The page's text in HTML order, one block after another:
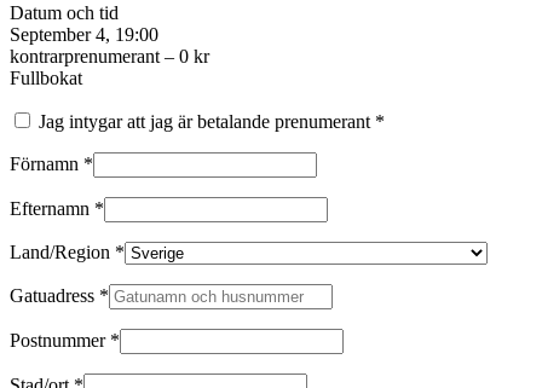
Datum och tid
September 4, 19:00
kontrarprenumerant – 0 kr
Fullbokat
Jag intygar att jag är betalande prenumerant *
Förnamn *
Efternamn *
Land/Region *
Gatuadress *
Postnummer *